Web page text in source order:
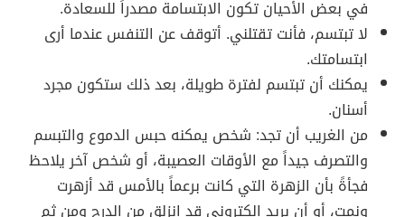
في بعض الأحيان تكون الابتسامة مصدراً للسعادة.
لا تبتسم، فأنت تقتلني. أتوقف عن التنفس عندما أرى
ابتسامتك.
يمكنك أن تبتسم لفترة طويلة، بعد ذلك ستكون مجرد
أسنان.
من الغريب أن تجد: شخص يمكنه حبس الدموع والتبسم
والتصرف جيداً مع الأوقات العصيبة، أو شخص آخر يلاحظ
فجأةً بأن الزهرة التي كانت برعماً بالأمس قد أزهرت
ونمت، أو أن بريد إلكتروني قد انزلق من الدرج ومن ثم